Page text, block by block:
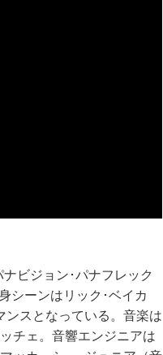
ビジョン･パナフレック
シーンはリック･ベイカ
ンスとなっている。音楽は
チェ。音響エンジニアは